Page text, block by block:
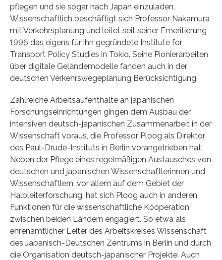
pflegen und sie sogar nach Japan einzuladen.
Wissenschaftlich beschäftigt sich Professor Nakamura
mit Verkehrsplanung und leitet seit seiner Emeritierung
1996 das eigens für ihn gegründete Institute for
Transport Policy Studies in Tokio. Seine Pionierarbeiten
über digitale Geländemodelle fanden auch in der
deutschen Verkehrswegeplanung Berücksichtigung.
Zahlreiche Arbeitsaufenthalte an japanischen
Forschungseinrichtungen gingen dem Ausbau der
intensiven deutsch-japanischen Zusammenarbeit in der
Wissenschaft voraus, die Professor Ploog als Direktor
des Paul-Drude-Instituts in Berlin vorangetrieben hat.
Neben der Pflege eines regelmäßigen Austausches von
deutschen und japanischen Wissenschaftlerinnen und
Wissenschaftlern, vor allem auf dem Gebiet der
Halbleiterforschung, hat sich Ploog auch in anderen
Funktionen für die wissenschaftliche Kooperation
zwischen beiden Ländern engagiert. So etwa als
ehrenamtlicher Leiter des Arbeitskreises Wissenschaft
des Japanisch-Deutschen Zentrums in Berlin und durch
die Organisation deutsch-japanischer Projekte. Auch